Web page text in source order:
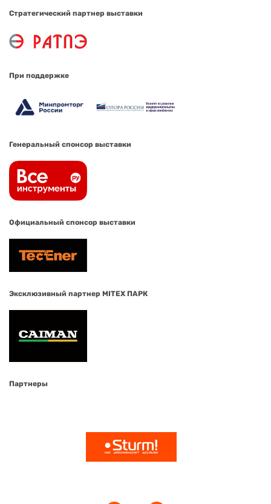
Стратегический партнер выставки
При поддержке
Генеральный спонсор выставки
Официальный спонсор выставки
Эксклюзивный партнер MITEX ПАРК
Партнеры